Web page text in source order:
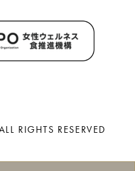
RIGHTS RESERVED